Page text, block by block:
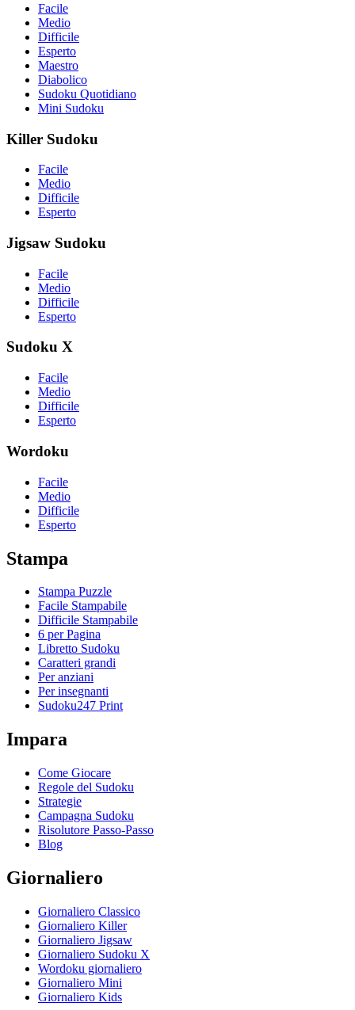
Facile
Medio
Difficile
Esperto
Maestro
Diabolico
Sudoku Quotidiano
Mini Sudoku
Killer Sudoku
Facile
Medio
Difficile
Esperto
Jigsaw Sudoku
Facile
Medio
Difficile
Esperto
Sudoku X
Facile
Medio
Difficile
Esperto
Wordoku
Facile
Medio
Difficile
Esperto
Stampa
Stampa Puzzle
Facile Stampabile
Difficile Stampabile
6 per Pagina
Libretto Sudoku
Caratteri grandi
Per anziani
Per insegnanti
Sudoku247 Print
Impara
Come Giocare
Regole del Sudoku
Strategie
Campagna Sudoku
Risolutore Passo-Passo
Blog
Giornaliero
Giornaliero Classico
Giornaliero Killer
Giornaliero Jigsaw
Giornaliero Sudoku X
Wordoku giornaliero
Giornaliero Mini
Giornaliero Kids